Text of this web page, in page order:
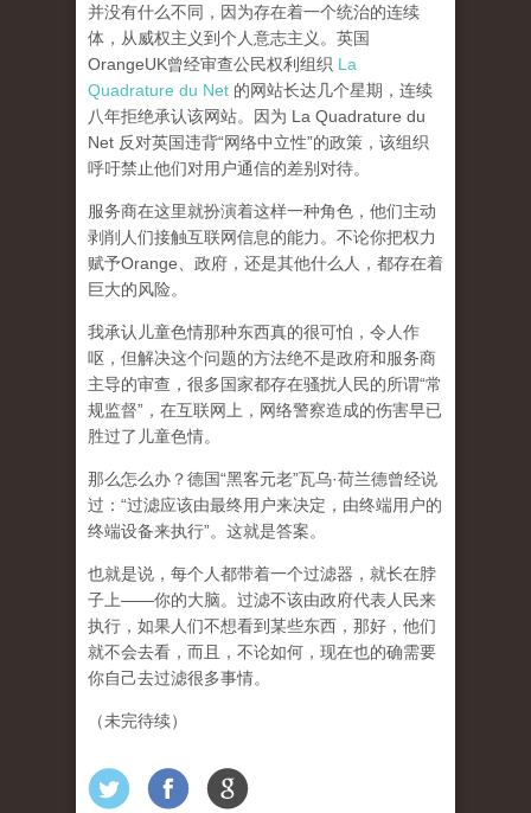
并没有什么不同，因为存在着一个统治的连续
体，从威权主义到个人意志主义。英国
OrangeUK曾经审查公民权利组织 La
Quadrature du Net 的网站长达几个星期，连续
八年拒绝承认该网站。因为 La Quadrature du
Net 反对英国违背“网络中立性”的政策，该组织
呼吁禁止他们对用户通信的差别对待。
服务商在这里就扮演着这样一种角色，他们主动
剥削人们接触互联网信息的能力。不论你把权力
赋予Orange、政府，还是其他什么人，都存在着
巨大的风险。
我承认儿童色情那种东西真的很可怕，令人作
呕，但解决这个问题的方法绝不是政府和服务商
主导的审查，很多国家都存在骚扰人民的所谓“常
规监督”，在互联网上，网络警察造成的伤害早已
胜过了儿童色情。
那么怎么办？德国“黑客元老”瓦乌·荷兰德曾经说
过：“过滤应该由最终用户来决定，由终端用户的
终端设备来执行”。这就是答案。
也就是说，每个人都带着一个过滤器，就长在脖
子上——你的大脑。过滤不该由政府代表人民来
执行，如果人们不想看到某些东西，那好，他们
就不会去看，而且，不论如何，现在也的确需要
你自己去过滤很多事情。
（未完待续）